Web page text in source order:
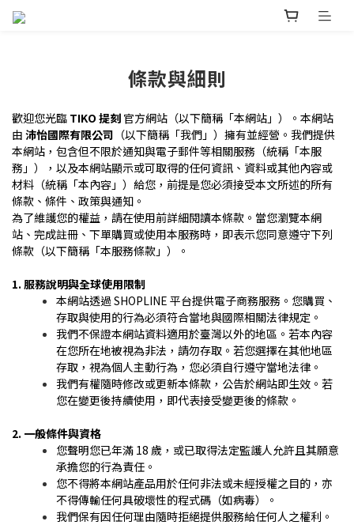
條款與細則
歡迎您光臨 TIKO 提刻 官方網站（以下簡稱「本網站」）。本網站
由 沛怡國際有限公司 （以下簡稱「我們」）擁有並經營。我們提供
本網站，包含但不限於通知與電子郵件等相關服務（統稱「本服
務」），以及本網站顯示或可取得的任何資訊、資料或其他內容或
材料（統稱「本內容」）給您，前提是您必須接受本文所述的所有
條款、條件、政策與通知。
為了維護您的權益，請在使用前詳細閱讀本條款。當您瀏覽本網
站、完成註冊、下單購買或使用本服務時，即表示您同意遵守下列
條款（以下簡稱「本服務條款」）。
1. 服務說明與全球使用限制
本網站透過 SHOPLINE 平台提供電子商務服務。您購買、
存取與使用的行為必須符合當地與國際相關法律規定。
我們不保證本網站資料適用於臺灣以外的地區。若本內容
在您所在地被視為非法，請勿存取。若您選擇在其他地區
存取，視為個人主動行為，您必須自行遵守當地法律。
我們有權隨時修改或更新本條款，公告於網站即生效。若
您在變更後持續使用，即代表接受變更後的條款。
2. 一般條件與資格
您聲明您已年滿 18 歲，或已取得法定監護人允許且其願意
承擔您的行為責任。
您不得將本網站產品用於任何非法或未經授權之目的，亦
不得傳輸任何具破壞性的程式碼（如病毒）。
我們保有因任何理由隨時拒絕提供服務給任何人之權利。